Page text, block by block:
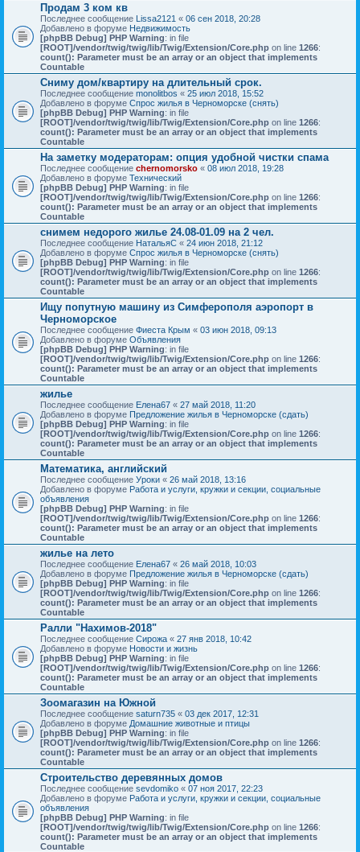
Продам 3 ком кв
Последнее сообщение Lissa2121 « 06 сен 2018, 20:28
Добавлено в форуме Недвижимость
[phpBB Debug] PHP Warning: in file
[ROOT]/vendor/twig/twig/lib/Twig/Extension/Core.php on line 1266:
count(): Parameter must be an array or an object that implements
Countable
Сниму дом/квартиру на длительный срок.
Последнее сообщение monolitbos « 25 июл 2018, 15:52
Добавлено в форуме Спрос жилья в Черноморске (снять)
[phpBB Debug] PHP Warning: in file
[ROOT]/vendor/twig/twig/lib/Twig/Extension/Core.php on line 1266:
count(): Parameter must be an array or an object that implements
Countable
На заметку модераторам: опция удобной чистки спама
Последнее сообщение chernomorsko « 08 июл 2018, 19:28
Добавлено в форуме Технический
[phpBB Debug] PHP Warning: in file
[ROOT]/vendor/twig/twig/lib/Twig/Extension/Core.php on line 1266:
count(): Parameter must be an array or an object that implements
Countable
снимем недорого жилье 24.08-01.09 на 2 чел.
Последнее сообщение НатальяС « 24 июн 2018, 21:12
Добавлено в форуме Спрос жилья в Черноморске (снять)
[phpBB Debug] PHP Warning: in file
[ROOT]/vendor/twig/twig/lib/Twig/Extension/Core.php on line 1266:
count(): Parameter must be an array or an object that implements
Countable
Ищу попутную машину из Симферополя аэропорт в
Черноморское
Последнее сообщение Фиеста Крым « 03 июн 2018, 09:13
Добавлено в форуме Объявления
[phpBB Debug] PHP Warning: in file
[ROOT]/vendor/twig/twig/lib/Twig/Extension/Core.php on line 1266:
count(): Parameter must be an array or an object that implements
Countable
жилье
Последнее сообщение Елена67 « 27 май 2018, 11:20
Добавлено в форуме Предложение жилья в Черноморске (сдать)
[phpBB Debug] PHP Warning: in file
[ROOT]/vendor/twig/twig/lib/Twig/Extension/Core.php on line 1266:
count(): Parameter must be an array or an object that implements
Countable
Математика, английский
Последнее сообщение Уроки « 26 май 2018, 13:16
Добавлено в форуме Работа и услуги, кружки и секции, социальные
объявления
[phpBB Debug] PHP Warning: in file
[ROOT]/vendor/twig/twig/lib/Twig/Extension/Core.php on line 1266:
count(): Parameter must be an array or an object that implements
Countable
жилье на лето
Последнее сообщение Елена67 « 26 май 2018, 10:03
Добавлено в форуме Предложение жилья в Черноморске (сдать)
[phpBB Debug] PHP Warning: in file
[ROOT]/vendor/twig/twig/lib/Twig/Extension/Core.php on line 1266:
count(): Parameter must be an array or an object that implements
Countable
Ралли "Нахимов-2018"
Последнее сообщение Сирожа « 27 янв 2018, 10:42
Добавлено в форуме Новости и жизнь
[phpBB Debug] PHP Warning: in file
[ROOT]/vendor/twig/twig/lib/Twig/Extension/Core.php on line 1266:
count(): Parameter must be an array or an object that implements
Countable
Зоомагазин на Южной
Последнее сообщение saturn735 « 03 дек 2017, 12:31
Добавлено в форуме Домашние животные и птицы
[phpBB Debug] PHP Warning: in file
[ROOT]/vendor/twig/twig/lib/Twig/Extension/Core.php on line 1266:
count(): Parameter must be an array or an object that implements
Countable
Строительство деревянных домов
Последнее сообщение sevdomiko « 07 ноя 2017, 22:23
Добавлено в форуме Работа и услуги, кружки и секции, социальные
объявления
[phpBB Debug] PHP Warning: in file
[ROOT]/vendor/twig/twig/lib/Twig/Extension/Core.php on line 1266:
count(): Parameter must be an array or an object that implements
Countable